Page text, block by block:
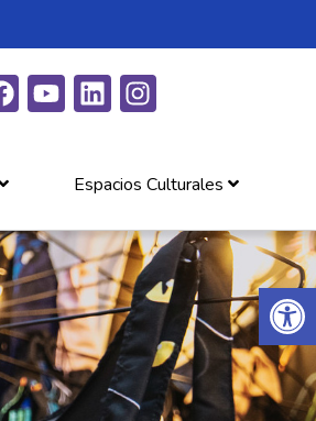
Abrir
Espacios Culturales